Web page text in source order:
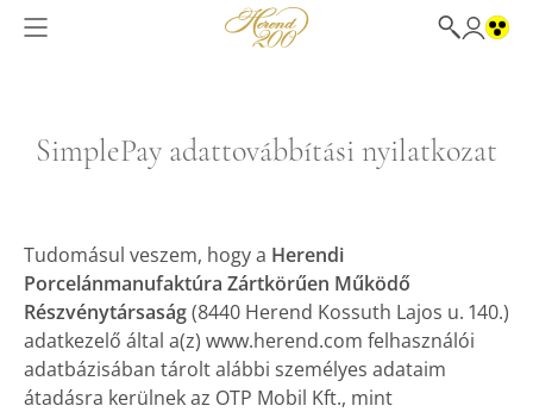
SimplePay adattovábbítási nyilatkozat
Tudomásul veszem, hogy a Herendi
Porcelánmanufaktúra Zártkörűen Működő
Részvénytársaság(8440 Herend Kossuth Lajos u. 140.)
adatkezelő által a(z) www.herend.com felhasználói
adatbázisában tárolt alábbi személyes adataim
átadásra kerülnek az OTP Mobil Kft., mint